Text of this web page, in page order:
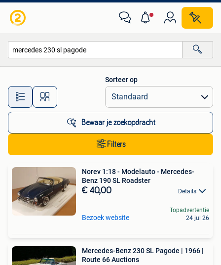
Alle afstanden…
Sorteer op
Bewaar je zoekopdracht
Filters
Norev 1:18 - Modelauto - Mercedes-
Benz 190 SL Roadster
€ 40,00 Details
Bezoek website
Topadvertentie
24 jul 26
Mercedes-Benz 230 SL Pagode | 1966 |
Route 66 Auctions